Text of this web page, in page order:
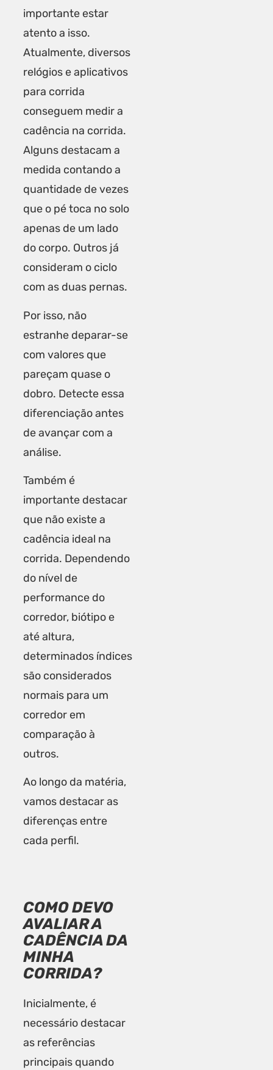
importante estar
atento a isso.
Atualmente, diversos
relógios eaplicativos
para corrida
conseguem medir a
cadência na corrida.
Alguns destacam a
medida contando a
quantidade de vezes
que o pé toca no solo
apenas de um lado
do corpo. Outros já
consideram o ciclo
com as duas pernas.
Por isso, não
estranhe deparar-se
com valores que
pareçam quase o
dobro. Detecte essa
diferenciação antes
de avançar com a
análise.
Também é
importante destacar
que não existe a
cadência ideal na
corrida. Dependendo
do nível de
performance do
corredor, biótipo e
até altura,
determinados índices
são considerados
normais para um
corredor em
comparação à
outros.
Ao longo da matéria,
vamos destacar as
diferenças entre
cada perfil.
COMO DEVO
AVALIAR A
CADÊNCIA DA
MINHA
CORRIDA?
Inicialmente, é
necessário destacar
as referências
principais quando